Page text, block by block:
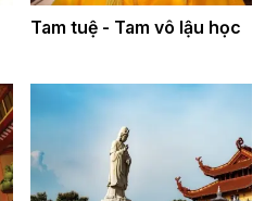
Tam tuệ - Tam vô lậu học